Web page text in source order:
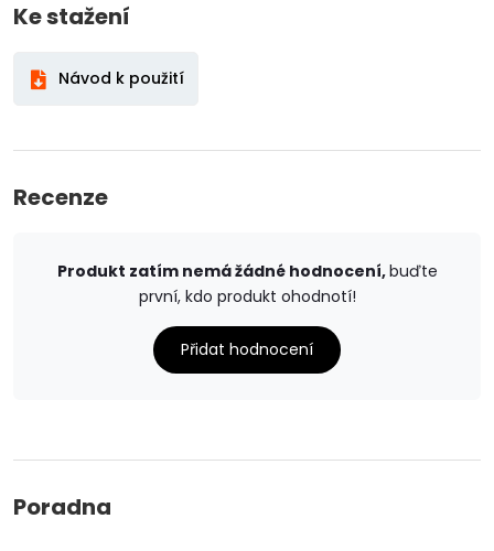
Ke stažení
Návod k použití
Recenze
Produkt zatím nemá žádné hodnocení,buďte
první, kdo produkt ohodnotí!
Přidat hodnocení
Poradna